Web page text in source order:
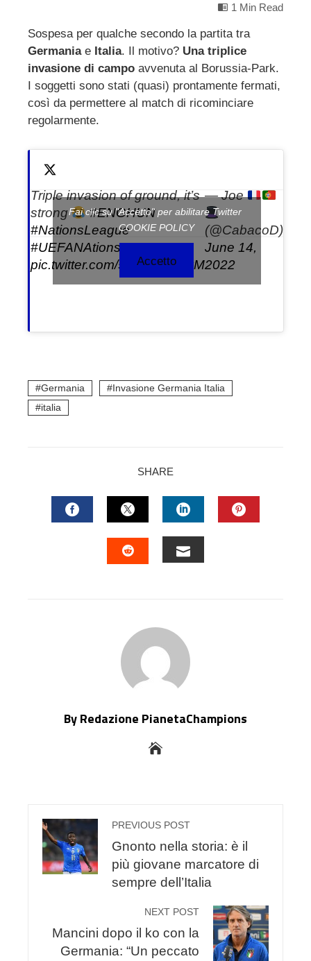
1 Min Read
Sospesa per qualche secondo la partita tra
Germaniae Italia. Il motivo? Una triplice
invasione di campo avvenuta al Borussia-Park.
I soggetti sono stati (quasi) prontamente fermati,
così da permettere al match di ricominciare
regolarmente.
Triple invasion of ground, it’s
strong
#ENGHUN
#NationsLeague
#UEFANAtionsLeague
pic.twitter.com/5UWhVubJyM
— Joe
(@CabacoD)
June 14,
2022
Fai clic su "Accetto" per abilitare Twitter
COOKIE POLICY
Accetto
Germania
Invasione Germania Italia
italia
SHARE
FACEBOOKTWITTERLINKEDIN
By Redazione PianetaChampions
PREVIOUS POST
Gnonto nella storia: è il
più giovane marcatore di
sempre dell’Italia
NEXT POST
Mancini dopo il ko con la
Germania: “Un peccato